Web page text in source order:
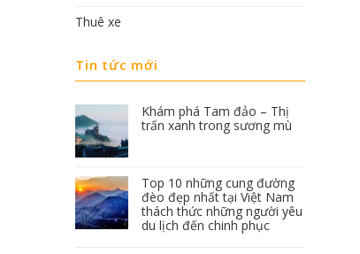
Thuê xe
Tin tức mới
Khám phá Tam đảo – Thị
trấn xanh trong sương mù
Top 10 những cung đường
đèo đẹp nhất tại Việt Nam
thách thức những người yêu
du lịch đến chinh phục